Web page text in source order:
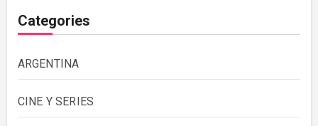
Categories
ARGENTINA
CINE Y SERIES